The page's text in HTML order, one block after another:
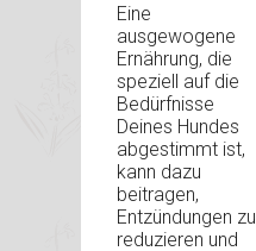
Eine
ausgewogene
Ernährung, die
speziell auf die
Bedürfnisse
Deines Hundes
abgestimmt ist,
kann dazu
beitragen,
Entzündungen zu
reduzieren und